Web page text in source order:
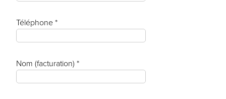
Téléphone *
Nom (facturation) *